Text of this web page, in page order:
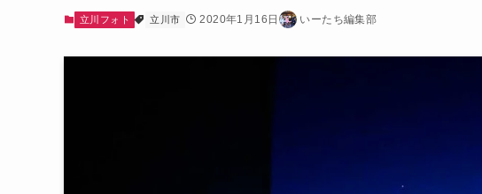
立川フォト 立川市 2020年1月16日 いーたち編集部